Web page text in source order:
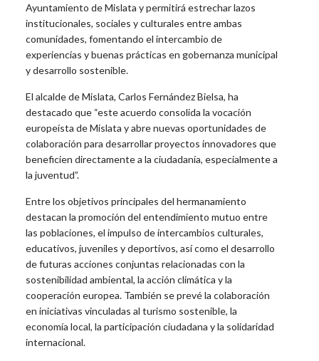
Ayuntamiento de Mislata y permitirá estrechar lazos
institucionales, sociales y culturales entre ambas
comunidades, fomentando el intercambio de
experiencias y buenas prácticas en gobernanza municipal
y desarrollo sostenible.
El alcalde de Mislata, Carlos Fernández Bielsa, ha
destacado que “este acuerdo consolida la vocación
europeísta de Mislata y abre nuevas oportunidades de
colaboración para desarrollar proyectos innovadores que
beneficien directamente a la ciudadanía, especialmente a
la juventud”.
Entre los objetivos principales del hermanamiento
destacan la promoción del entendimiento mutuo entre
las poblaciones, el impulso de intercambios culturales,
educativos, juveniles y deportivos, así como el desarrollo
de futuras acciones conjuntas relacionadas con la
sostenibilidad ambiental, la acción climática y la
cooperación europea. También se prevé la colaboración
en iniciativas vinculadas al turismo sostenible, la
economía local, la participación ciudadana y la solidaridad
internacional.